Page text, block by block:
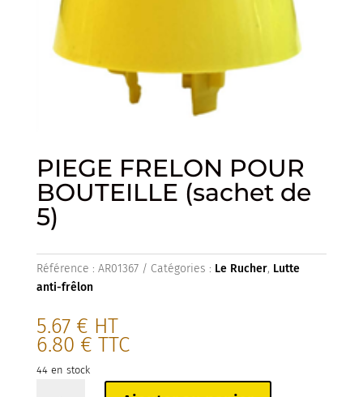
PIEGE FRELON POUR
BOUTEILLE (sachet de
5)
Référence : AR01367 Catégories : Le Rucher, Lutte
anti-frêlon
5.67 € HT
6.80 € TTC
44 en stock